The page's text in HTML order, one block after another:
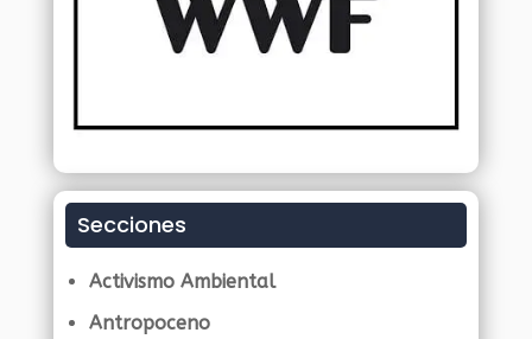
Secciones
Activismo Ambiental
Antropoceno